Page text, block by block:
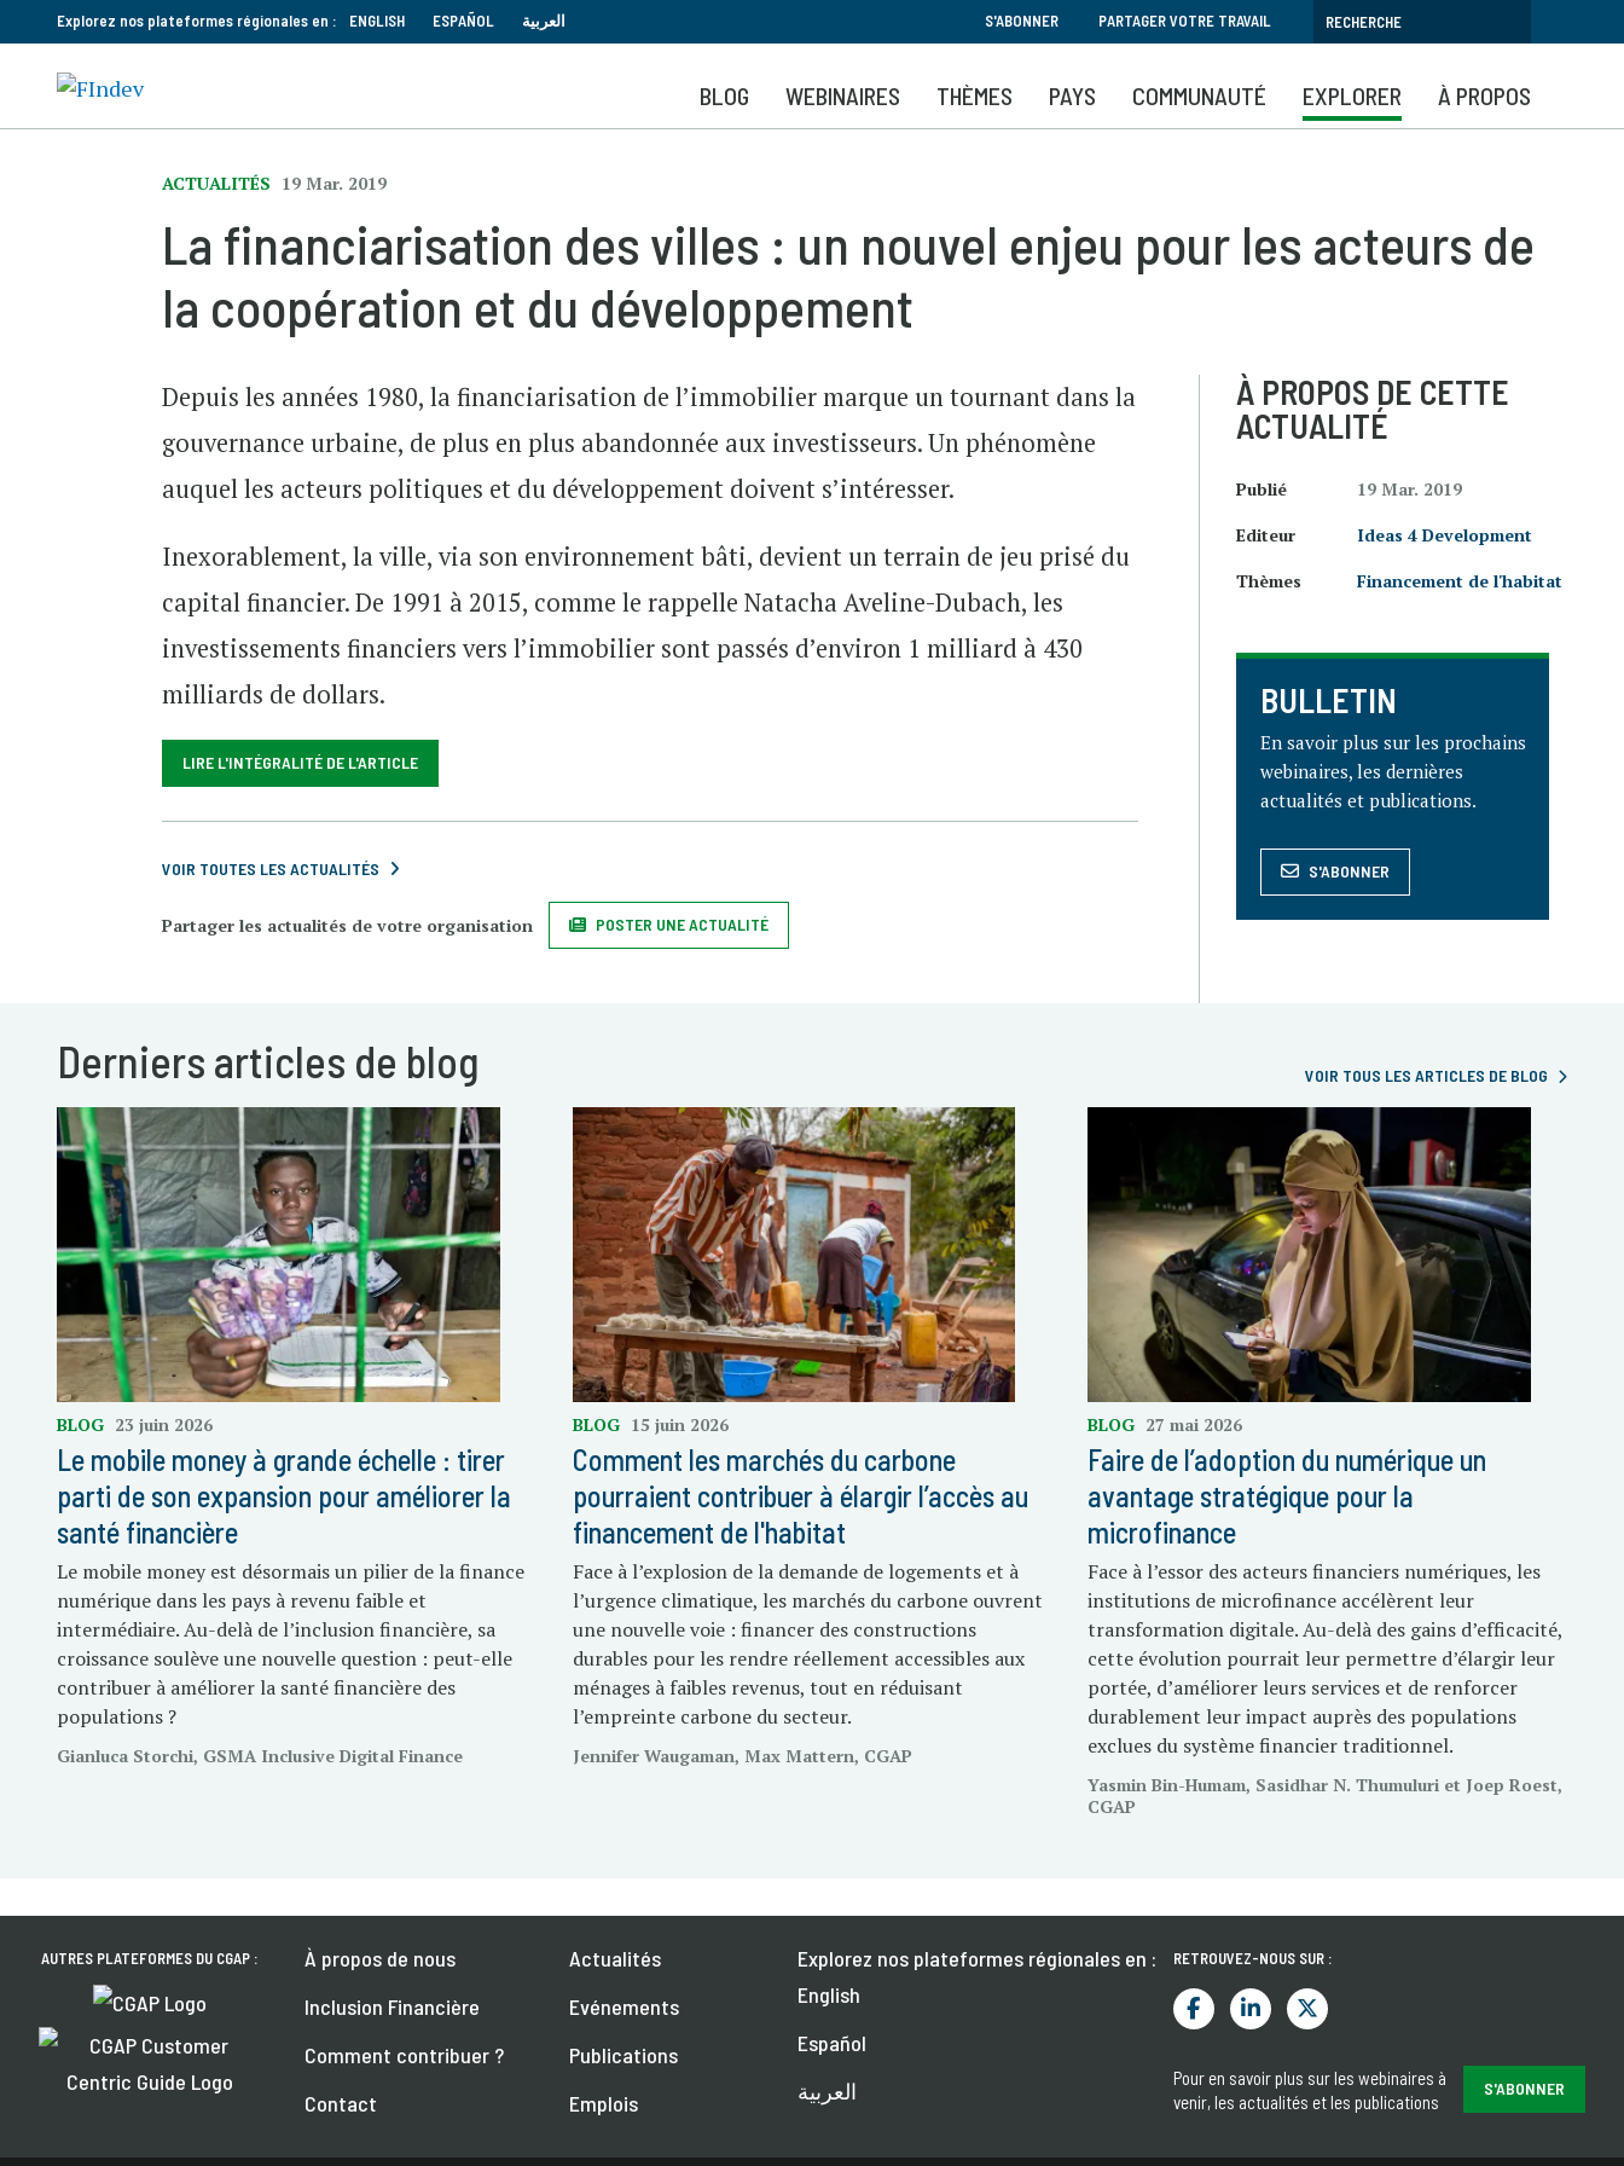
au
contenu
principal
Explorez nos plateformes régionales en : ENGLISH ESPAÑOL العربية S'ABONNER PARTAGER VOTRE TRAVAIL
BLOG WEBINAIRES THÈMES PAYS COMMUNAUTÉ EXPLORER À PROPOS
ACTUALITÉS 19 Mar. 2019
La financiarisation des villes : un nouvel enjeu pour les acteurs de
la coopération et du développement
Depuis les années 1980, la financiarisation de l’immobilier marque un tournant dans la
gouvernance urbaine, de plus en plus abandonnée aux investisseurs. Un phénomène
auquel les acteurs politiques et du développement doivent s’intéresser.
Inexorablement, la ville, via son environnement bâti, devient un terrain de jeu prisé du
capital financier. De 1991 à 2015, comme le rappelle Natacha Aveline-Dubach, les
investissements financiers vers l’immobilier sont passés d’environ 1 milliard à 430
milliards de dollars.
LIRE L'INTÉGRALITÉ DE L'ARTICLE
VOIR TOUTES LES ACTUALITÉS
Partager les actualités de votre organisation POSTER UNE ACTUALITÉ
À PROPOS DE CETTE
ACTUALITÉ
Publié
19 Mar. 2019
Editeur
Ideas 4 Development
Thèmes
Financement de l'habitat
BULLETIN
En savoir plus sur les prochains
webinaires, les dernières
actualités et publications.
S'ABONNER
Derniers articles de blog VOIR TOUS LES ARTICLES DE BLOG
BLOG 23 juin 2026
Le mobile money à grande échelle : tirer
parti de son expansion pour améliorer la
santé financière
Le mobile money est désormais un pilier de la finance
numérique dans les pays à revenu faible et
intermédiaire. Au-delà de l’inclusion financière, sa
croissance soulève une nouvelle question : peut-elle
contribuer à améliorer la santé financière des
populations ?
Gianluca Storchi, GSMA Inclusive Digital Finance
BLOG 15 juin 2026
Comment les marchés du carbone
pourraient contribuer à élargir l’accès au
financement de l'habitat
Face à l’explosion de la demande de logements et à
l’urgence climatique, les marchés du carbone ouvrent
une nouvelle voie : financer des constructions
durables pour les rendre réellement accessibles aux
ménages à faibles revenus, tout en réduisant
l’empreinte carbone du secteur.
Jennifer Waugaman, Max Mattern, CGAP
BLOG 27 mai 2026
Faire de l’adoption du numérique un
avantage stratégique pour la
microfinance
Face à l’essor des acteurs financiers numériques, les
institutions de microfinance accélèrent leur
transformation digitale. Au-delà des gains d’efficacité,
cette évolution pourrait leur permettre d’élargir leur
portée, d’améliorer leurs services et de renforcer
durablement leur impact auprès des populations
exclues du système financier traditionnel.
Yasmin Bin-Humam, Sasidhar N. Thumuluri et Joep Roest,
CGAP
AUTRES PLATEFORMES DU CGAP :
À propos de nous
Inclusion Financière
Comment contribuer ?
Contact
Actualités
Evénements
Publications
Emplois
Explorez nos plateformes régionales en :
English
Español
العربية
RETROUVEZ-NOUS SUR :
Pour en savoir plus sur les webinaires à
venir, les actualités et les publications
S'ABONNER